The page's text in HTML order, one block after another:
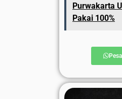
Purwakarta
Pakai 100%